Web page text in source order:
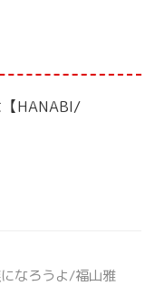
HANABI/
なろうよ/福山雅